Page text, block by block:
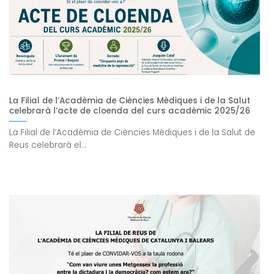
La Filial de l’Acadèmia de Ciències Mèdiques i de la Salut
celebrarà l’acte de cloenda del curs acadèmic 2025/26
La Filial de l’Acadèmia de Ciències Mèdiques i de la Salut de
Reus celebrarà el...